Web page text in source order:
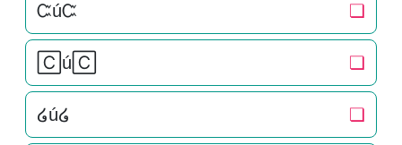
ᏨúᏨ ❏
🄲ú🄲 ❏
໒ú໒ ❏